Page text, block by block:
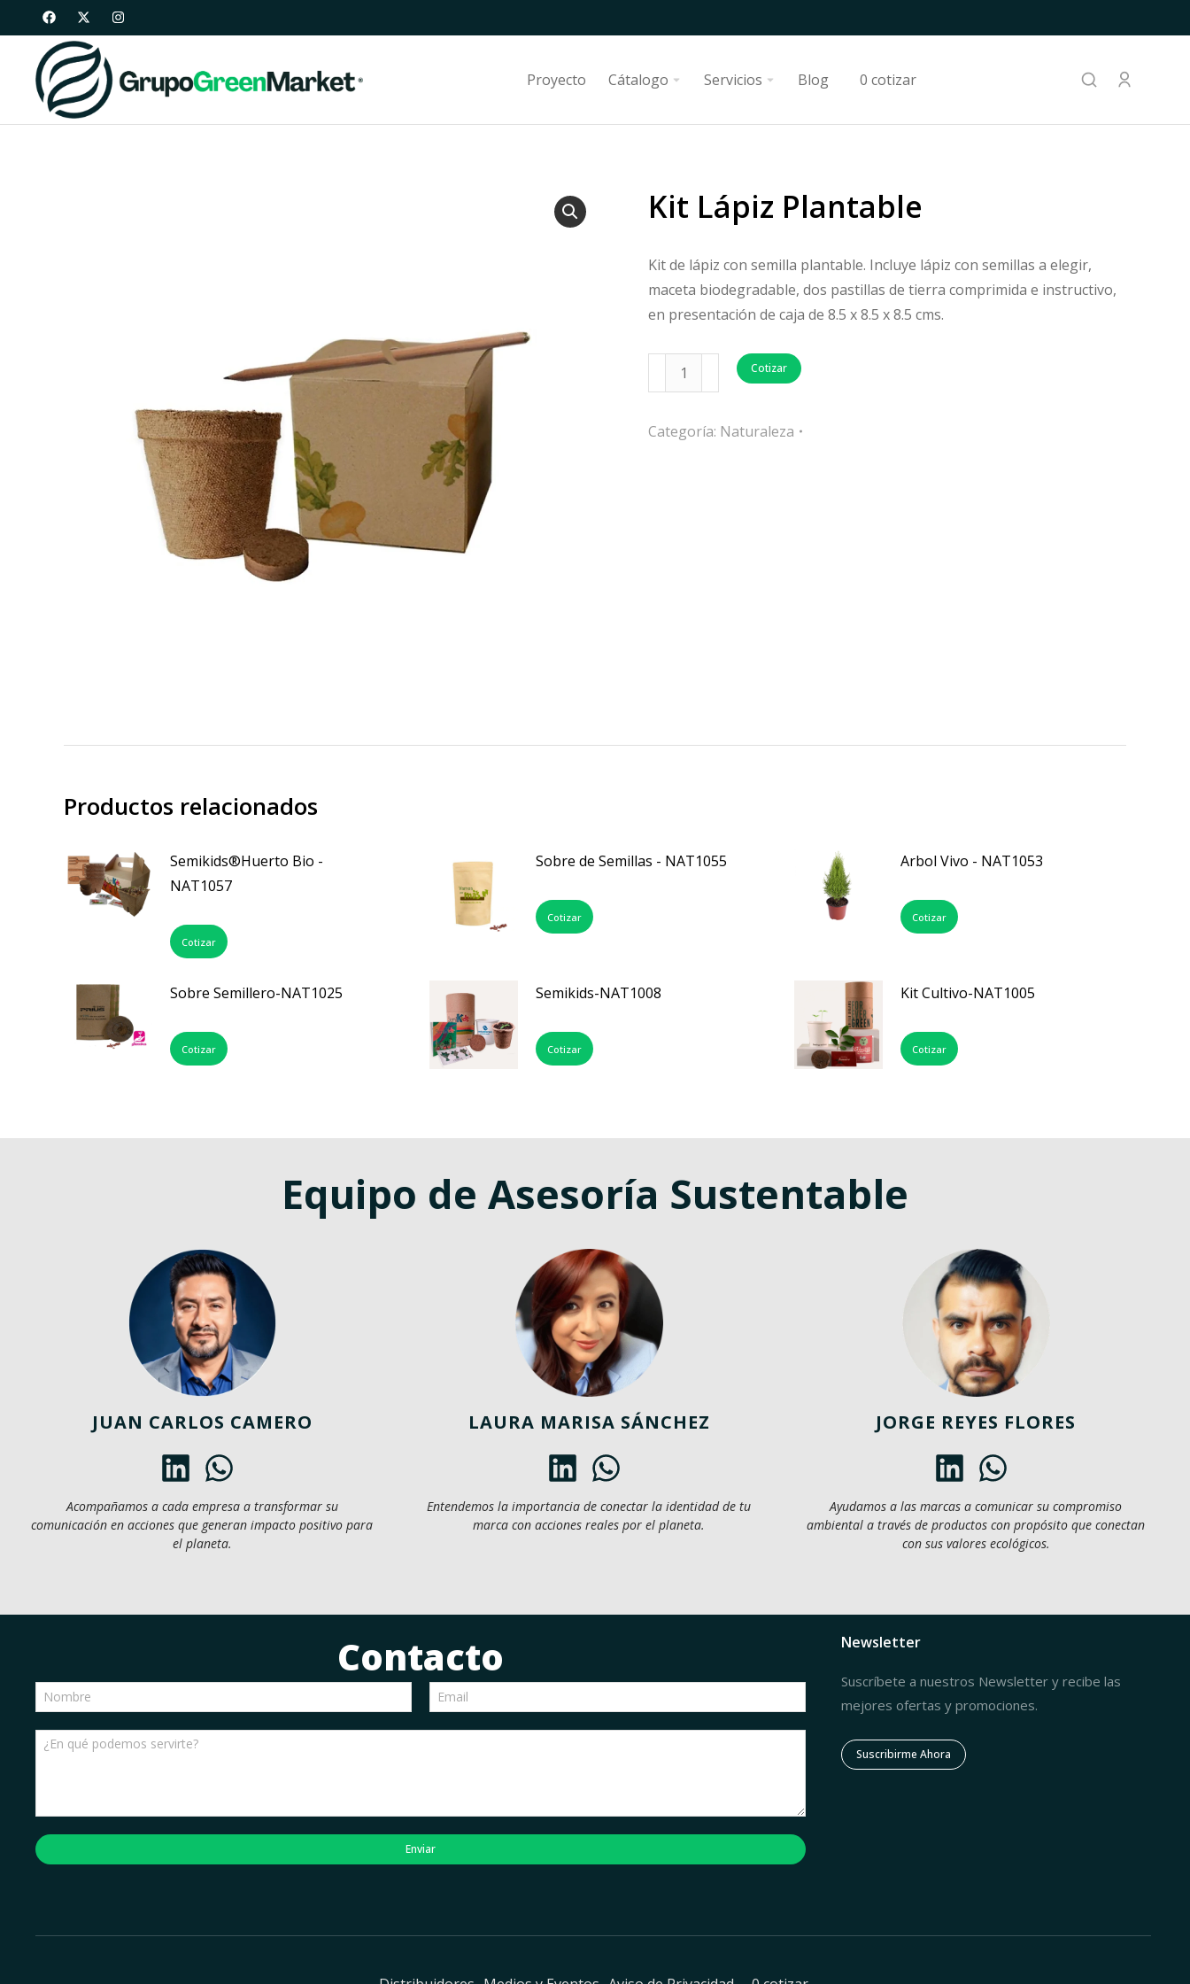
Proyecto Cátalogo Servicios Blog 0 cotizar
Kit Lápiz Plantable
Kit de lápiz con semilla plantable. Incluye lápiz con semillas a elegir,
maceta biodegradable, dos pastillas de tierra comprimida e instructivo,
en presentación de caja de 8.5 x 8.5 x 8.5 cms.
Cotizar
Categoría: Naturaleza
Productos relacionados
Semikids®Huerto Bio -
NAT1057
Cotizar
Sobre de Semillas - NAT1055
Cotizar
Arbol Vivo - NAT1053
Cotizar
Sobre Semillero-NAT1025
Cotizar
Semikids-NAT1008
Cotizar
Kit Cultivo-NAT1005
Cotizar
Equipo de Asesoría Sustentable
JUAN CARLOS CAMERO
Acompañamos a cada empresa a transformar su
comunicación en acciones que generan impacto positivo para
el planeta.
LAURA MARISA SÁNCHEZ
Entendemos la importancia de conectar la identidad de tu
marca con acciones reales por el planeta.
JORGE REYES FLORES
Ayudamos a las marcas a comunicar su compromiso
ambiental a través de productos con propósito que conectan
con sus valores ecológicos.
Contacto
Enviar
Newsletter
Suscríbete a nuestros Newsletter y recibe las
mejores ofertas y promociones.
Suscribirme Ahora